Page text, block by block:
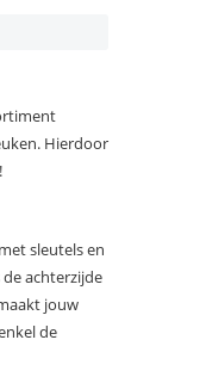
Hierdoor
sleutels en
achterzijde
jouw
de